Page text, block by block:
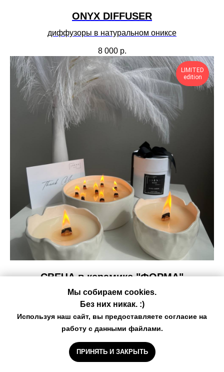
ONYX DIFFUSER
диффузоры в натуральном ониксе
8 000 р.
LIMITED
edition
СВЕЧА в керамике "ФОРМА"
дизайнерские ароматические свечи в керамике
ручной работы 350мл/900мл
Мы собираем cookies.
Без них никак. :)
Используя наш сайт, вы предоставляете согласие на
работу с данными файлами.
ПРИНЯТЬ И ЗАКРЫТЬ